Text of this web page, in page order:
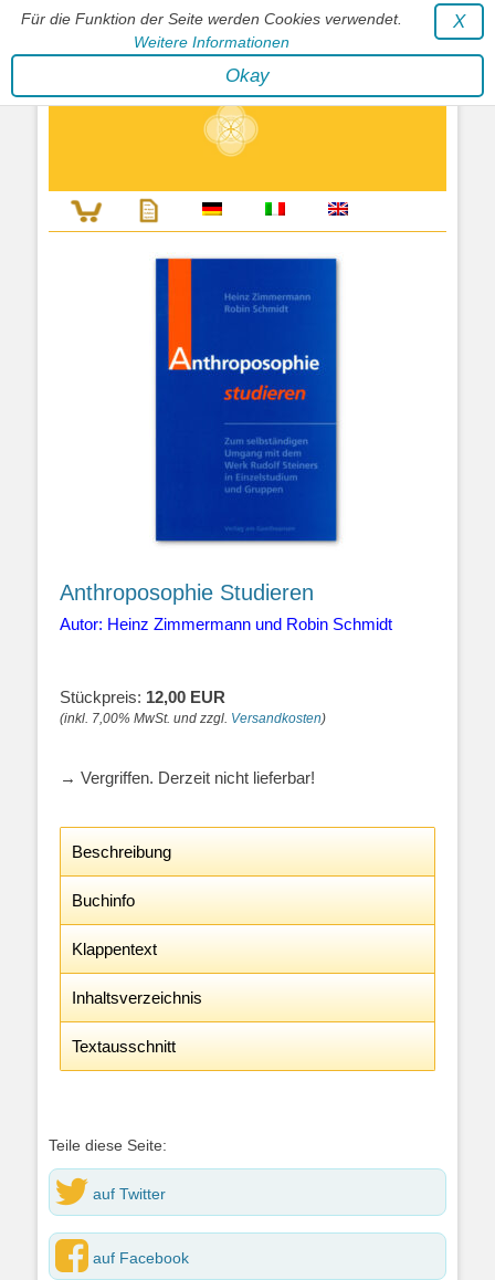
Für die Funktion der Seite werden Cookies verwendet.
Weitere Informationen
X
Okay
Stephan Wunderlich Verlag
Literatur zur Förderung der Gestaltfähigkeit des Lebens
Anthroposophie Studieren
Autor: Heinz Zimmermann und Robin Schmidt
Stückpreis: 12,00 EUR
(inkl. 7,00% MwSt. und zzgl. Versandkosten)
→ Vergriffen. Derzeit nicht lieferbar!
Beschreibung
Buchinfo
Klappentext
Inhaltsverzeichnis
Textausschnitt
Teile diese Seite:
auf Twitter
auf Facebook